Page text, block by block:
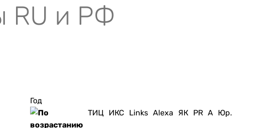
RU и РФ
Год
ТИЦ ИКС Links Alexa ЯК PR A Юр.